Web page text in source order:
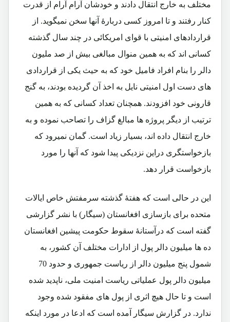
مختلف به خارج انتقال دادند و خودشان آرام آرام از قدرت
کنار رفتند و تا امروز کسی دربارۀ آنها سخن نمیگوید. از
قراردادهای امنیتی با قوای امریکائی در چند سال گذشته
کسانی اند که به همین منوال مبالغی بیش از صد ملیون
دالر را بنام افراد فامیل خود که به حیث یکی از قراردادی
های دست اول امنیتی نایل به اخذ آن گردیده بودند، به گنج
قارونی خود افزودند. همچنان تعداد کسانی که به همین
ترتیب از دیگر پروژه ها مبالغ گزاف را تصاحب نموده و به
خارج انتقال داده اند، بسیار زیاد است. گمان نمیرود که
بازخواستگری دراین نزدیکی پیدا شود که آنها را مورد
بازخواست قرار دهد.
این در حالی است که هفتۀ گذشته سرمفتش خاص ایالات
متحده برای بازسازی افغانستان (سیگار) با نشر گزارشی
گفته است که درآستانۀ سقوط حکومت پیشین افغانستان
ده ‌ها میلیون دالر پول از ادارات مختلف آن کشور، به
شمول پنج میلیون دالر از ریاست جمهوری و حدود 70
میلیون دالر پول عملیاتی ریاست امنیت ملی، ناپدید شده
است و تا حال هیچ اثری از پول ‌های مفقود شده وجود
ندارد. در گزارش سیگار آمده است که ادعا در مورد اینکه